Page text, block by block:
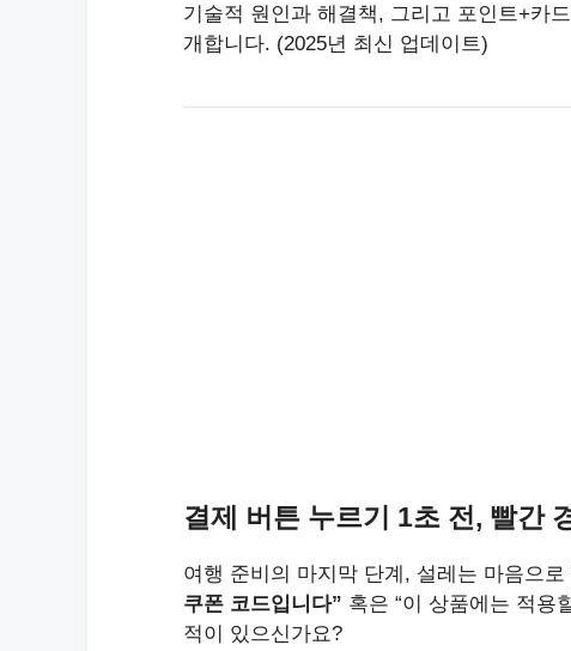
기술적 원인과 해결책, 그리고 포인트+카
개합니다. (2025년 최신 업데이트)
결제 버튼 누르기 1초 전, 빨간
여행 준비의 마지막 단계, 설레는 마음으
쿠폰 코드입니다” 혹은 “이 상품에는 적용
적이 있으신가요?